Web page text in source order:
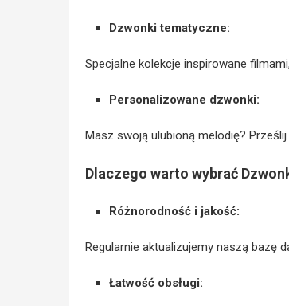
Dzwonki tematyczne:
Specjalne kolekcje inspirowane
Personalizowane dzwonki:
Masz swoją ulubioną melodię?
Dlaczego warto wybrać
Różnorodność i jakość:
Regularnie aktualizujemy naszą bazę
Łatwość obsługi: